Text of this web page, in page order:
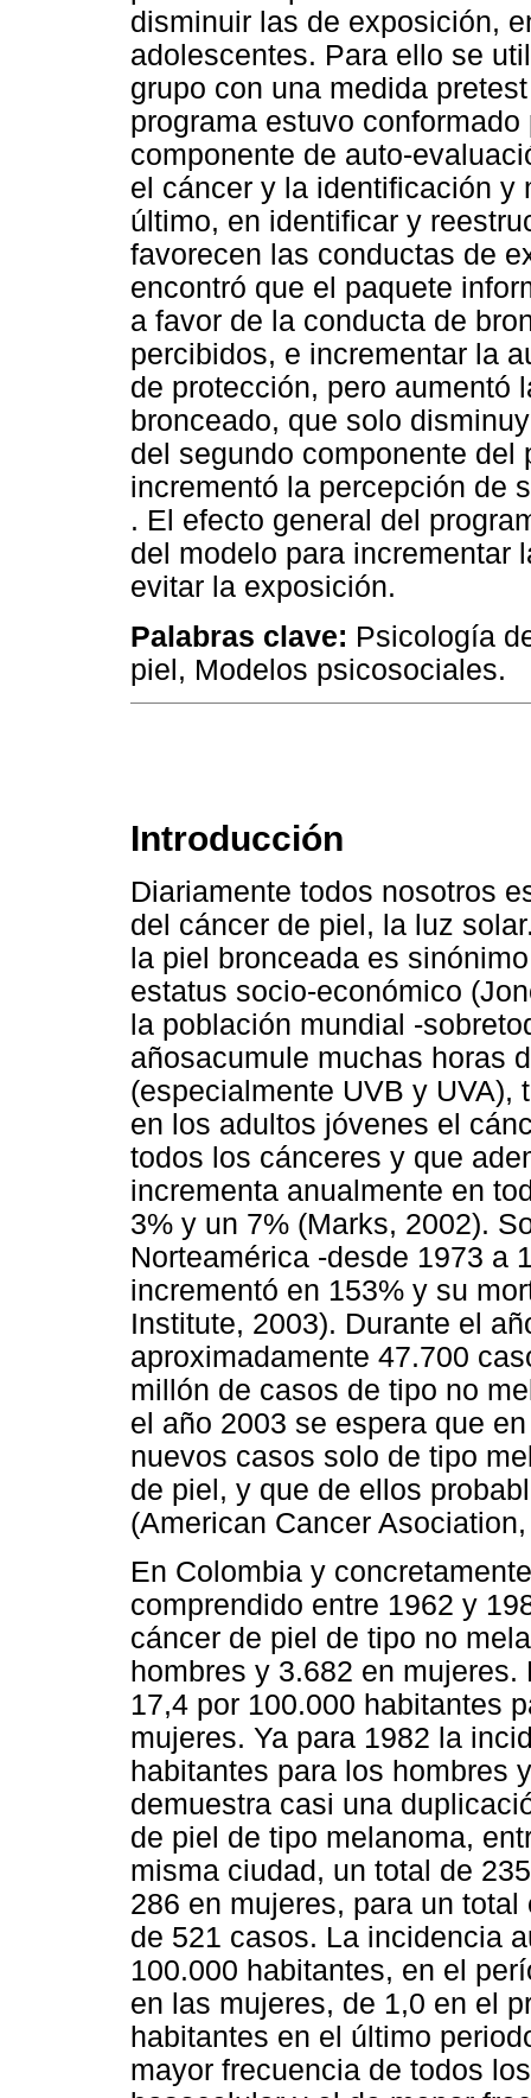
disminuir las de exposición,
adolescentes. Para ello se
grupo con una medida
programa estuvo
componente de auto-
el cáncer y la identificación y
último, en identificar y
favorecen las conductas de
encontró que el paquete
a favor de la conducta de
percibidos, e incrementar la
de protección, pero aumentó
bronceado, que solo
del segundo componente del
incrementó la percepción de
. El efecto general del
del modelo para incrementar
evitar la exposición.
Palabras clave: Psicología
piel, Modelos psicosociales.
Introducción
Diariamente todos nosotros
del cáncer de piel, la luz
la piel bronceada es
estatus socio-económico
la población mundial -
añosacumule muchas horas
(especialmente UVB y UVA),
en los adultos jóvenes el
todos los cánceres y que
incrementa anualmente en
3% y un 7% (Marks, 2002).
Norteamérica -desde 1973 a
incrementó en 153% y su
Institute, 2003). Durante el
aproximadamente 47.700
millón de casos de tipo no
el año 2003 se espera que
nuevos casos solo de tipo
de piel, y que de ellos
(American Cancer
En Colombia y
comprendido entre 1962 y
cáncer de piel de tipo no
hombres y 3.682 en
17,4 por 100.000 habitantes
mujeres. Ya para 1982 la
habitantes para los hombres
demuestra casi una
de piel de tipo melanoma,
misma ciudad, un total de
286 en mujeres, para un
de 521 casos. La incidencia
100.000 habitantes, en el
en las mujeres, de 1,0 en el
habitantes en el último
mayor frecuencia de todos